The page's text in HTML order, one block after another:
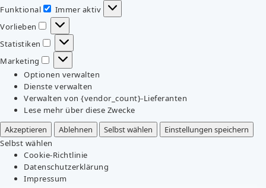
Funktional
Funktional
Immer aktiv
Vorlieben
Vorlieben
Statistiken
Statistiken
Marketing
Marketing
Optionen verwalten
Dienste verwalten
Verwalten von {vendor_count}-Lieferanten
Lese mehr über diese Zwecke
Akzeptieren
Ablehnen Selbst wählen
Einstellungen speichern
Selbst wählen
Cookie-Richtlinie
Datenschutzerklärung
Impressum